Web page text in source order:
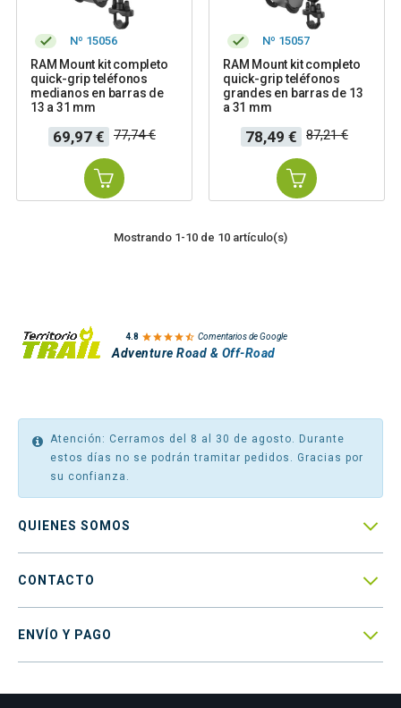
Nº 15056
RAM Mount kit completo
quick-grip teléfonos
medianos en barras de
13 a 31 mm
Precio
69,97 €
Precio
base
77,74 €
Nº 15057
RAM Mount kit completo
quick-grip teléfonos
grandes en barras de 13
a 31 mm
Precio
78,49 €
Precio
base
87,21 €
Mostrando 1-10 de 10 artículo(s)
4.8  Comentarios de Google
Adventure Road & Off-Road
Atención: Cerramos del 8 al 30 de agosto. Durante
estos días no se podrán tramitar pedidos. Gracias por
su confianza.
QUIENES SOMOS 
CONTACTO 
ENVÍO Y PAGO 